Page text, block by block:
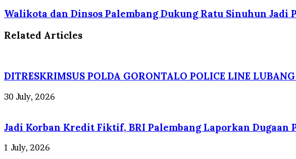
Walikota dan Dinsos Palembang Dukung Ratu Sinuhun Jadi
Related Articles
DITRESKRIMSUS POLDA GORONTALO POLICE LINE
30 July, 2026
Jadi Korban Kredit Fiktif, BRI Palembang Laporkan Dugaan
1 July, 2026